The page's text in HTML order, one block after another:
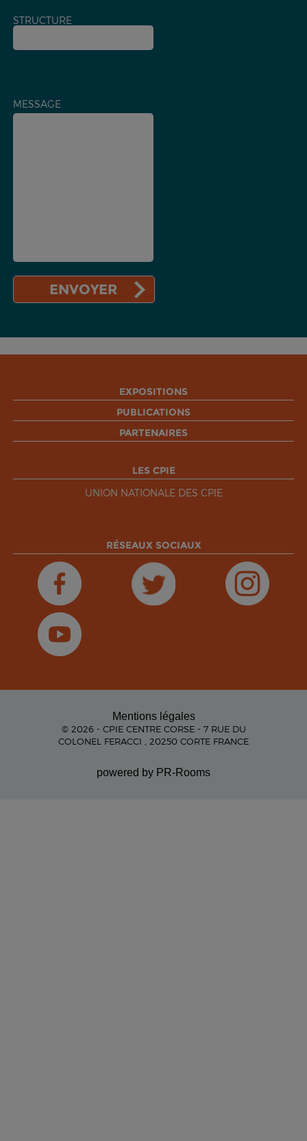
STRUCTURE
MESSAGE
EXPOSITIONS
PUBLICATIONS
PARTENAIRES
LES CPIE
UNION NATIONALE DES CPIE
RÉSEAUX SOCIAUX
Mentions légales
© 2026 - CPIE CENTRE CORSE - 7 RUE DU
COLONEL FERACCI , 20250 CORTE FRANCE
powered by PR-Rooms